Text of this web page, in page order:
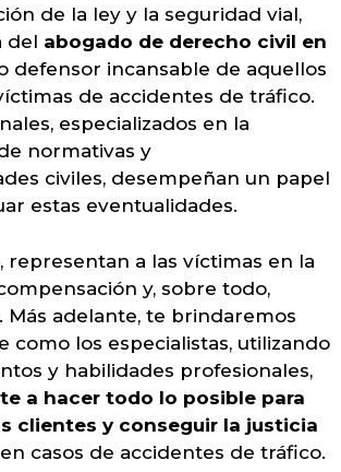
de la ley y la seguridad vial,
del abogado de derecho civil en
defensor incansable de aquellos
de accidentes de tráfico.
especializados en la
normativas y
civiles, desempeñan un papel
estas eventualidades.
representan a las víctimas en la
y, sobre todo,
Más adelante, te brindaremos
como los especialistas, utilizando
y habilidades profesionales,
a hacer todo lo posible para
clientes y conseguir la justicia
casos de accidentes de tráfico.